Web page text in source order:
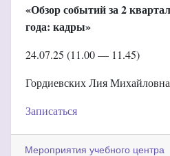
«Обзор событий за 2
года: кадры»
24.07.25 (11.00 — 11.45)
Гордиевских Лия Михайловна
Записаться
Мероприятия учебного центра